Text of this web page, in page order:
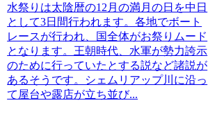
水祭りは太陰暦の12月の満月の日を中日
として3日間行われます。各地でボート
レースが行われ、国全体がお祭りムード
となります。王朝時代、水軍が勢力誇示
のために行っていたとする説など諸説が
あるそうです。シェムリアップ川に沿っ
て屋台や露店が立ち並び...